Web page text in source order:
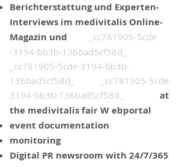
Berichterstattung und Experten-
Interviews im medivitalis Online-
Magazin und _cc781905-5cde
-3194-bb3b-136bad5cf58d_
_cc781905-5cde-3194-bb3b-
136bad5cf58d_ _cc781905-5cde-
3194-bb3b-136bad5cf58d_ at
the medivitalis fair W ebportal
event documentation
monitoring
Digital PR newsroom with 24/7/365